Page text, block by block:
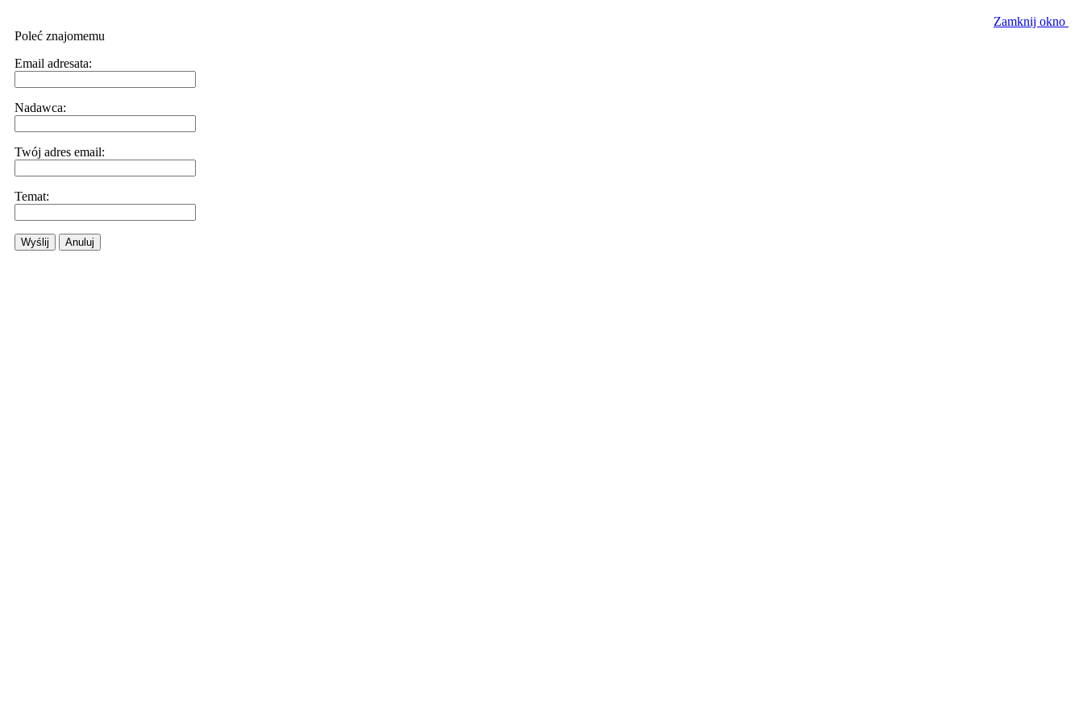
Zamknij okno
Poleć znajomemu
Email adresata:
Nadawca:
Twój adres email:
Temat:
Wyślij Anuluj